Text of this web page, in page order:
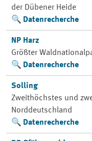
der Dübener Heide
Datenrecherche
NP Harz
Größter
Datenrecherche
Solling
Zweithöchstes und
Norddeutschland
Datenrecherche